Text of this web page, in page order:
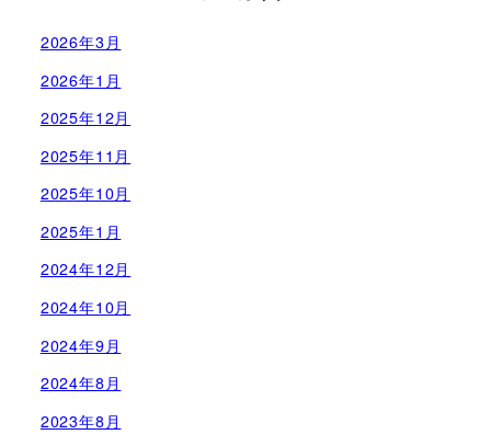
2026年3月
2026年1月
2025年12月
2025年11月
2025年10月
2025年1月
2024年12月
2024年10月
2024年9月
2024年8月
2023年8月